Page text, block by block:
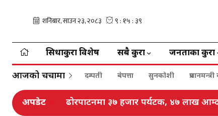
सिधाकुरा विशेष सबै कुरा जनताका कुरा
आजको चर्चामा दम्पती बेपत्ता सुनकोशी
अपडेट ढोरपाटनमा ३७ हजार पर्यटक, ४७ लाख